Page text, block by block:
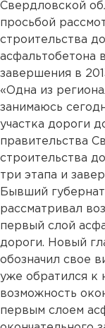
Свердловской
просьбой
строительства
асфальтобетона
завершения в
«Одна из
занимаюсь
участка дороги
правительства
строительства
три этапа и
Бывший
рассматривал
первый слой
дороги. Новый
обозначил свое
уже обратился к
возможность
первым слоем